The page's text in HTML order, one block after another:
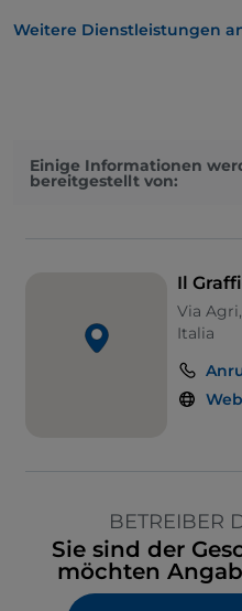
TheFork PAY
Haustiere erlaubt
Fußballspiele
Weitere Dienstleistungen
Einige Informationen
bereitgestellt von:
Il
Via
Italia
BETREIBER
Sie sind der
möchten